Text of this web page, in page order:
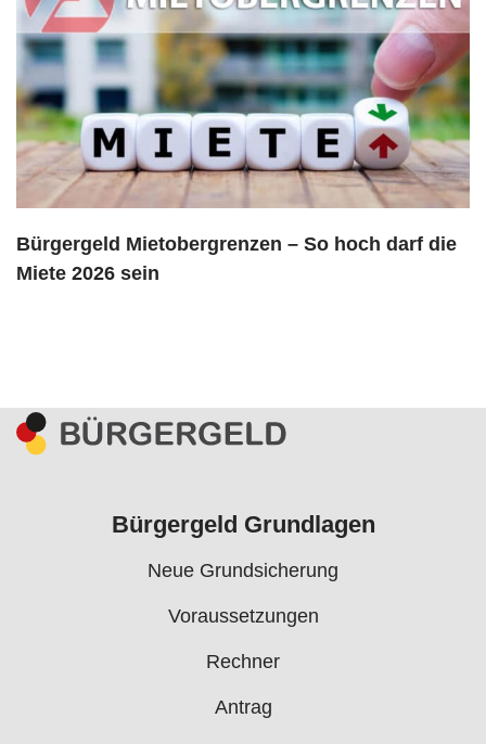
Bürgergeld Mietobergrenzen – So hoch darf die
Miete 2026 sein
Bürgergeld Grundlagen
Neue Grundsicherung
Voraussetzungen
Rechner
Antrag